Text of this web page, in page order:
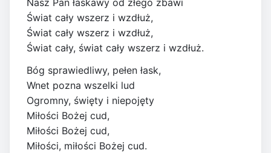
Nasz Pan łaskawy od złego zbawi
Świat cały wszerz i wzdłuż,
Świat cały wszerz i wzdłuż,
Świat cały, świat cały wszerz i wzdłuż.
Bóg sprawiedliwy, pełen łask,
Wnet pozna wszelki lud
Ogromny, święty i niepojęty
Miłości Bożej cud,
Miłości Bożej cud,
Miłości, miłości Bożej cud.